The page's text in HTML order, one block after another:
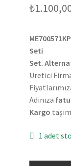
₺
ME700571KP
Seti
Set.
Üretici
Adınıza
Kargo
1 adet